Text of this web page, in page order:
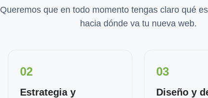
Queremos que en todo momento tengas claro qué
hacia dónde va tu nueva web.
02
Estrategia y
03
Diseño y